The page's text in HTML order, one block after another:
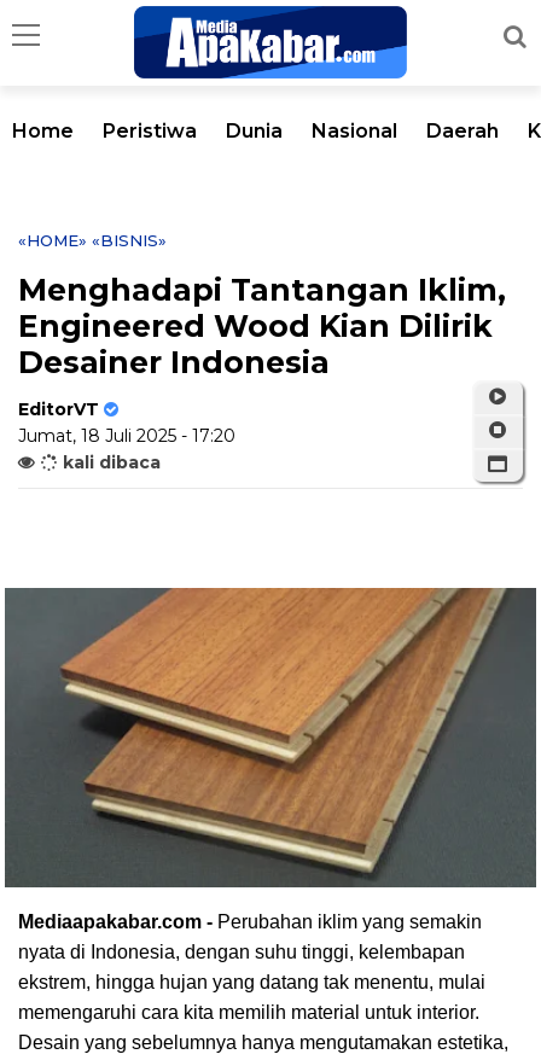
Home Peristiwa Dunia Nasional Daerah
«HOME» «BISNIS»
Menghadapi Tantangan Iklim,
Engineered Wood Kian Dilirik
Desainer Indonesia
EditorVT
Jumat, 18 Juli 2025 - 17:20
kali dibaca
Mediaapakabar.com - Perubahan iklim yang semakin
nyata di Indonesia, dengan suhu tinggi, kelembapan
ekstrem, hingga hujan yang datang tak menentu, mulai
memengaruhi cara kita memilih material untuk interior.
Desain yang sebelumnya hanya mengutamakan estetika,